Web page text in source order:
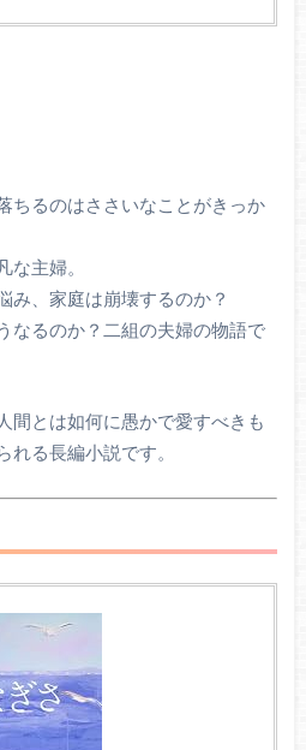
ちるのはささいなことがきっか
な主婦。
み、家庭は崩壊するのか？
なるのか？二組の夫婦の物語で
間とは如何に愚かで愛すべきも
る長編小説です。